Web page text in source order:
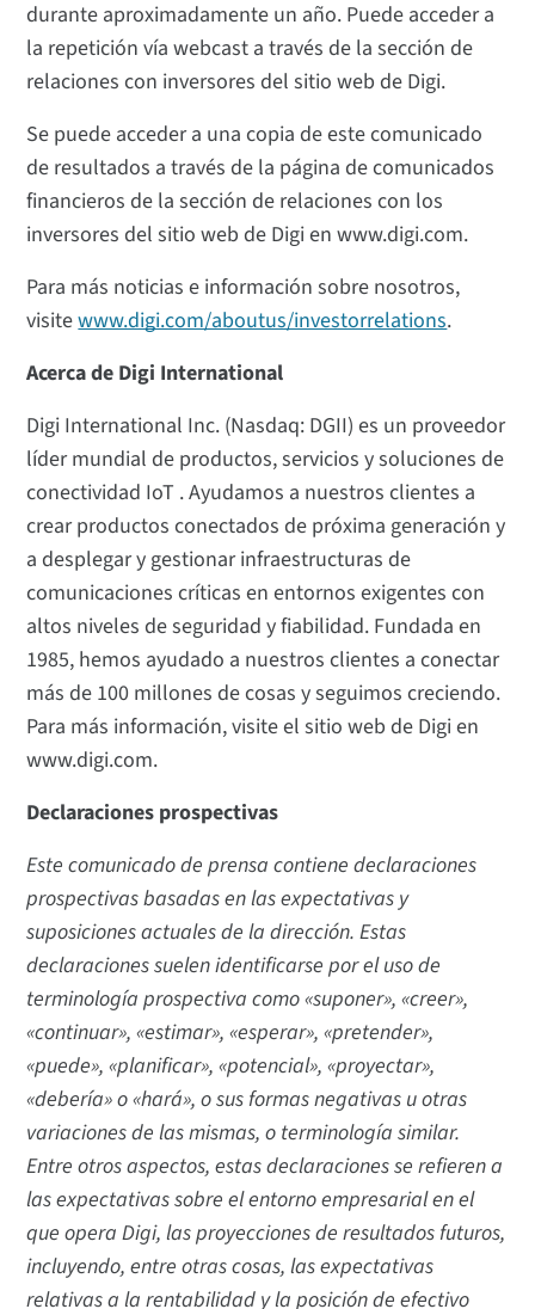
durante aproximadamente un año. Puede acceder a
la repetición vía webcast a través de la sección de
relaciones con inversores del sitio web de Digi.
Se puede acceder a una copia de este comunicado
de resultados a través de la página de comunicados
financieros de la sección de relaciones con los
inversores del sitio web de Digi en www.digi.com.
Para más noticias e información sobre nosotros,
visitewww.digi.com/aboutus/investorrelations.
Acerca de Digi International
Digi International Inc. (Nasdaq: DGII) es un proveedor
líder mundial de productos, servicios y soluciones de
conectividad IoT . Ayudamos a nuestros clientes a
crear productos conectados de próxima generación y
a desplegar y gestionar infraestructuras de
comunicaciones críticas en entornos exigentes con
altos niveles de seguridad y fiabilidad. Fundada en
1985, hemos ayudado a nuestros clientes a conectar
más de 100 millones de cosas y seguimos creciendo.
Para más información, visite el sitio web de Digi en
www.digi.com.
Declaraciones prospectivas
Este comunicado de prensa contiene declaraciones
prospectivas basadas en las expectativas y
suposiciones actuales de la dirección. Estas
declaraciones suelen identificarse por el uso de
terminología prospectiva como «suponer», «creer»,
«continuar», «estimar», «esperar», «pretender»,
«puede», «planificar», «potencial», «proyectar»,
«debería» o «hará», o sus formas negativas u otras
variaciones de las mismas, o terminología similar.
Entre otros aspectos, estas declaraciones se refieren a
las expectativas sobre el entorno empresarial en el
que opera Digi, las proyecciones de resultados futuros,
incluyendo, entre otras cosas, las expectativas
relativas a la rentabilidad y la posición de efectivo